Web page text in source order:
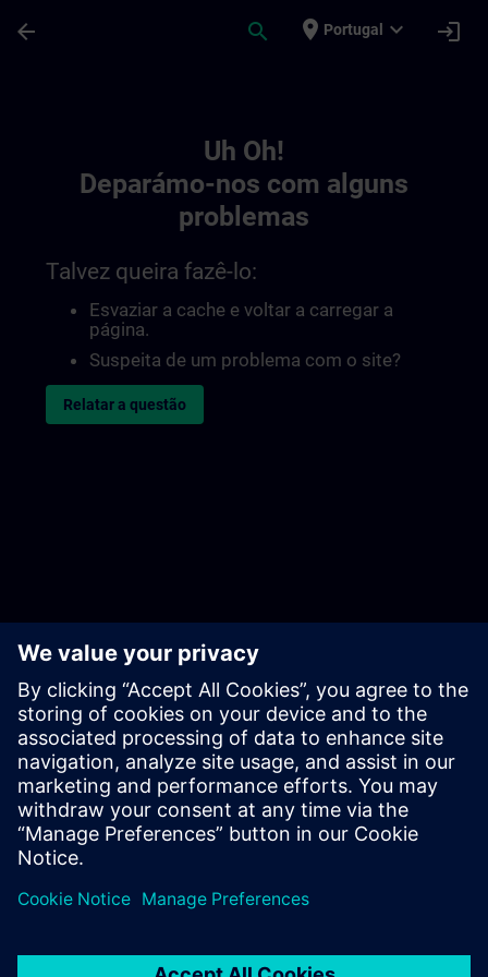
arrow_back search place Portugal expand_more login
Uh Oh!
Deparámo-nos com alguns
problemas
Talvez queira fazê-lo:
Esvaziar a cache e voltar a carregar a
página.
Suspeita de um problema com o site?
Relatar a questão